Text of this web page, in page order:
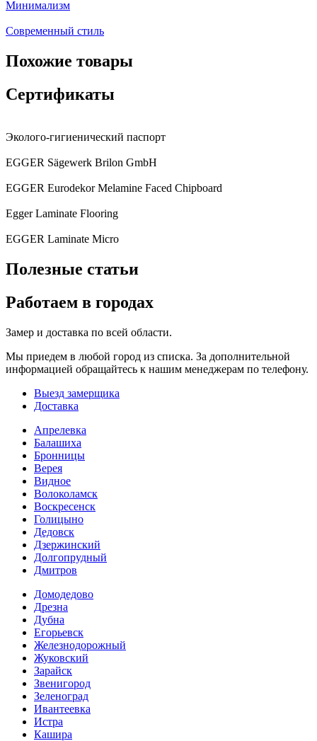
Минимализм
Современный стиль
Похожие товары
Сертификаты
Эколого-гигиенический паспорт
EGGER Sägewerk Brilon GmbH
EGGER Eurodekor Melamine Faced Chipboard
Egger Laminate Flooring
EGGER Laminate Micro
Полезные статьи
Работаем в городах
Замер и доставка по всей области.
Мы приедем в любой город из списка. За дополнительной
информацией обращайтесь к нашим менеджерам по телефону.
Выезд замерщика
Доставка
Апрелевка
Балашиха
Бронницы
Верея
Видное
Волоколамск
Воскресенск
Голицыно
Дедовск
Дзержинский
Долгопрудный
Дмитров
Домодедово
Дрезна
Дубна
Егорьевск
Железнодорожный
Жуковский
Зарайск
Звенигород
Зеленоград
Ивантеевка
Истра
Кашира